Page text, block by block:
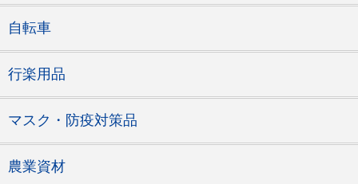
自転車
行楽用品
マスク・防疫対策品
農業資材